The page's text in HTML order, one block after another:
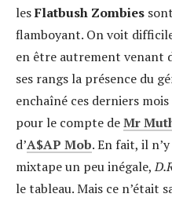
lesFlatbush Zombies
flamboyant. On voit
en être autrement venant
ses rangs la présence du
enchaîné ces derniers
pour le compte deMr
d’A$AP Mob. En fait, il
mixtape un peu inégale,
le tableau. Mais ce n’était